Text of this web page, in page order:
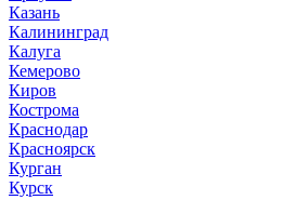
Казань
Калининград
Калуга
Кемерово
Киров
Кострома
Краснодар
Красноярск
Курган
Курск